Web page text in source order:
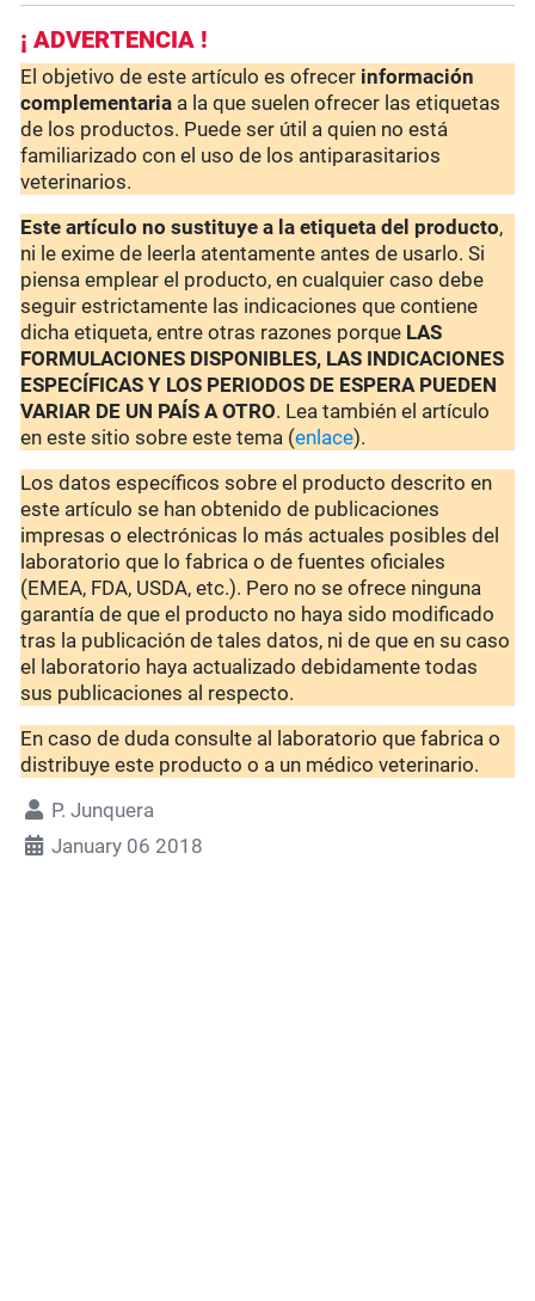
¡ ADVERTENCIA !
El objetivo de este artículo es ofrecer información
complementaria a la que suelen ofrecer las etiquetas
de los productos. Puede ser útil a quien no está
familiarizado con el uso de los antiparasitarios
veterinarios.
Este artículo no sustituye a la etiqueta del producto,
ni le exime de leerla atentamente antes de usarlo. Si
piensa emplear el producto, en cualquier caso debe
seguir estrictamente las indicaciones que contiene
dicha etiqueta, entre otras razones porque LAS
FORMULACIONES DISPONIBLES, LAS INDICACIONES
ESPECÍFICAS Y LOS PERIODOS DE ESPERA PUEDEN
VARIAR DE UN PAÍS A OTRO. Lea también el artículo
en este sitio sobre este tema (enlace).
Los datos específicos sobre el producto descrito en
este artículo se han obtenido de publicaciones
impresas o electrónicas lo más actuales posibles del
laboratorio que lo fabrica o de fuentes oficiales
(EMEA, FDA, USDA, etc.). Pero no se ofrece ninguna
garantía de que el producto no haya sido modificado
tras la publicación de tales datos, ni de que en su caso
el laboratorio haya actualizado debidamente todas
sus publicaciones al respecto.
En caso de duda consulte al laboratorio que fabrica o
distribuye este producto o a un médico veterinario.
P. Junquera
January 06 2018